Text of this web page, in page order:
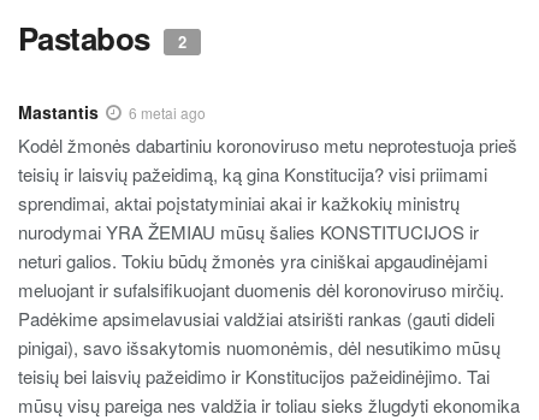
Pastabos 2
Mastantis 6 metai ago
Kodėl žmonės dabartiniu koronoviruso metu neprotestuoja prieš
teisių ir laisvių pažeidimą, ką gina Konstitucija? visi priimami
sprendimai, aktai poįstatyminiai akai ir kažkokių ministrų
nurodymai YRA ŽEMIAU mūsų šalies KONSTITUCIJOS ir
neturi galios. Tokiu būdų žmonės yra ciniškai apgaudinėjami
meluojant ir sufalsifikuojant duomenis dėl koronoviruso mirčių.
Padėkime apsimelavusiai valdžiai atsirišti rankas (gauti dideli
pinigai), savo išsakytomis nuomonėmis, dėl nesutikimo mūsų
teisių bei laisvių pažeidimo ir Konstitucijos pažeidinėjimo. Tai
mūsų visų pareiga nes valdžia ir toliau sieks žlugdyti ekonomika